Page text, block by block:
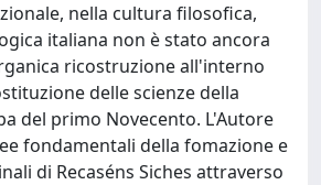
nella cultura filosofica,
italiana non è stato ancora
ricostruzione all'interno
delle scienze della
del primo Novecento. L'Autore
fondamentali della fomazione e
di Recaséns Siches attraverso